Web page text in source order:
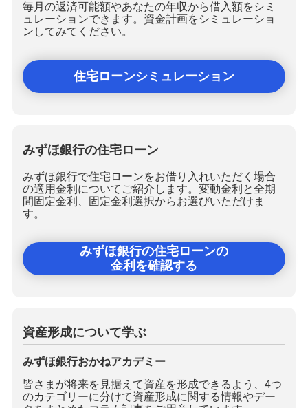
毎月の返済可能額やあなたの年収から借入額をシミ
ュレーションできます。資金計画をシミュレーショ
ンしてみてください。
住宅ローンシミュレーション
みずほ銀行の住宅ローン
みずほ銀行で住宅ローンをお借り入れいただく場合
の適用金利についてご紹介します。変動金利と全期
間固定金利、固定金利選択からお選びいただけま
す。
みずほ銀行の住宅ローンの
金利を確認する
資産形成について学ぶ
みずほ銀行おかねアカデミー
皆さまが将来を見据えて資産を形成できるよう、4つ
のカテゴリーに分けて資産形成に関する情報やデー